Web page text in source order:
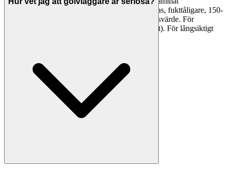
(kompositmaterial): håller 15-25 år, kan inte slipas, fukttåligare, 150-
500 kr/m² material. Parkett ger högre andrahandsvärde. För
barnfamiljer/uthyrning: laminat (robust + prisvärt). För långsiktigt